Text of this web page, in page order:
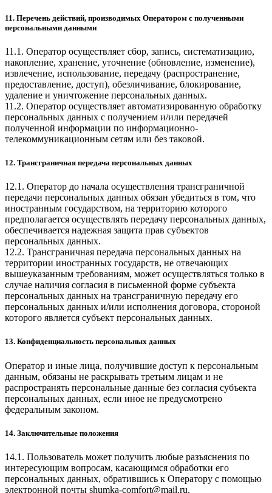
11. Перечень действий, производимых Оператором с полученными
персональными данными
11.1. Оператор осуществляет сбор, запись, систематизацию,
накопление, хранение, уточнение (обновление, изменение),
извлечение, использование, передачу (распространение,
предоставление, доступ), обезличивание, блокирование,
удаление и уничтожение персональных данных.
11.2. Оператор осуществляет автоматизированную обработку
персональных данных с получением и/или передачей
полученной информации по информационно-
телекоммуникационным сетям или без таковой.
12. Трансграничная передача персональных данных
12.1. Оператор до начала осуществления трансграничной
передачи персональных данных обязан убедиться в том, что
иностранным государством, на территорию которого
предполагается осуществлять передачу персональных данных,
обеспечивается надежная защита прав субъектов
персональных данных.
12.2. Трансграничная передача персональных данных на
территории иностранных государств, не отвечающих
вышеуказанным требованиям, может осуществляться только в
случае наличия согласия в письменной форме субъекта
персональных данных на трансграничную передачу его
персональных данных и/или исполнения договора, стороной
которого является субъект персональных данных.
13. Конфиденциальность персональных данных
Оператор и иные лица, получившие доступ к персональным
данным, обязаны не раскрывать третьим лицам и не
распространять персональные данные без согласия субъекта
персональных данных, если иное не предусмотрено
федеральным законом.
14. Заключительные положения
14.1. Пользователь может получить любые разъяснения по
интересующим вопросам, касающимся обработки его
персональных данных, обратившись к Оператору с помощью
электронной почты shumka-comfort@mail.ru.